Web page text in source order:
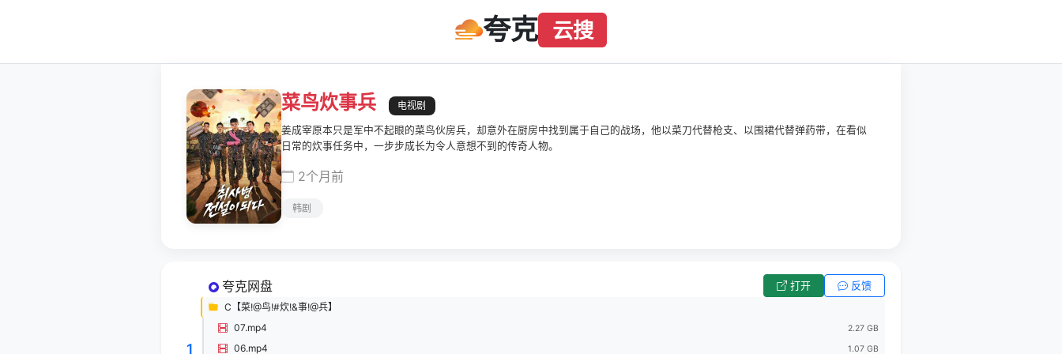
夸克 云搜
菜鸟炊事兵 电视剧
姜成宰原本只是军中不起眼的菜鸟伙房兵，却意外在厨房中找到属于自己的战场，他以菜刀代替枪支、以围裙代替弹药带，在看似
日常的炊事任务中，一步步成长为令人意想不到的传奇人物。
2个月前
韩剧
1
夸克网盘 打开 反馈
C【菜!@鸟!#炊!&事!@兵】
07.mp4
2.27 GB
06.mp4 1.07 GB